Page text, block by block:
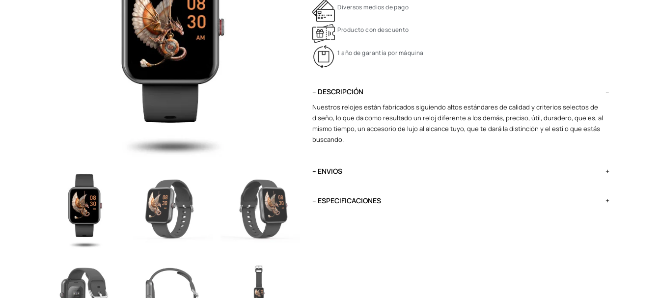
Diversos medios de pago
Producto con descuento
1 año de garantía por máquina
– DESCRIPCIÓN
Nuestros relojes están fabricados siguiendo altos estándares de calidad y criterios selectos de
diseño, lo que da como resultado un reloj diferente a los demás, preciso, útil, duradero, que es, al
mismo tiempo, un accesorio de lujo al alcance tuyo, que te dará la distinción y el estilo que estás
buscando.
– ENVIOS
destino.
– ESPECIFICACIONES